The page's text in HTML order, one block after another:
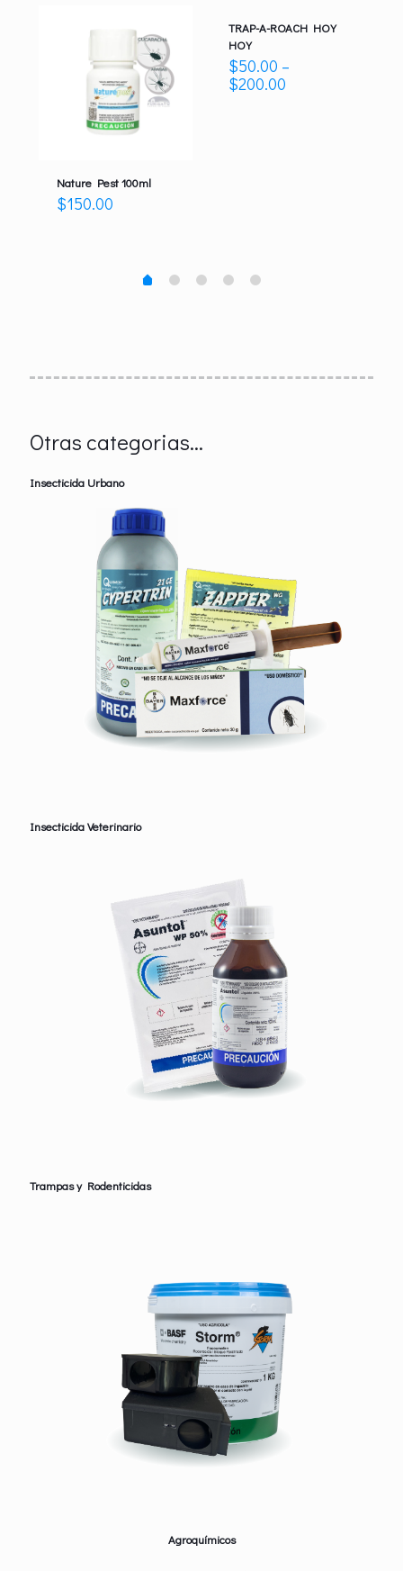
Nature Pest 100ml
$150.00
TRAP-A-ROACH HOY
HOY
$50.00 –
$200.00
Otras categorias...
Insecticida Urbano
Insecticida Veterinario
Trampas y Rodenticidas
Agroquímicos